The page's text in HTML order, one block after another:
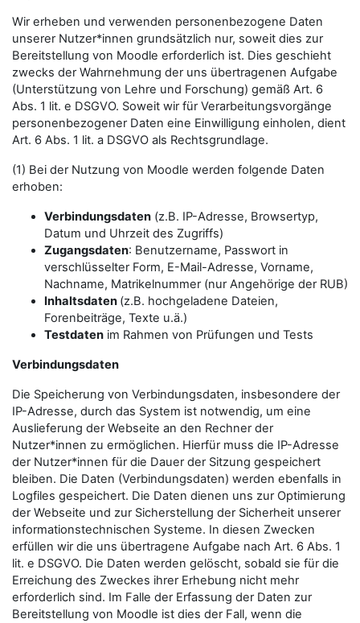
Wir erheben und verwenden personenbezogene Daten
unserer Nutzer*innen grundsätzlich nur, soweit dies zur
Bereitstellung von Moodle erforderlich ist. Dies geschieht
zwecks der Wahrnehmung der uns übertragenen Aufgabe
(Unterstützung von Lehre und Forschung) gemäß Art. 6
Abs. 1 lit. e DSGVO. Soweit wir für Verarbeitungsvorgänge
personenbezogener Daten eine Einwilligung einholen, dient
Art. 6 Abs. 1 lit. a DSGVO als Rechtsgrundlage.
(1) Bei der Nutzung von Moodle werden folgende Daten
erhoben:
Verbindungsdaten (z.B. IP-Adresse, Browsertyp,
Datum und Uhrzeit des Zugriffs)
Zugangsdaten: Benutzername, Passwort in
verschlüsselter Form, E-Mail-Adresse, Vorname,
Nachname, Matrikelnummer (nur Angehörige der RUB)
Inhaltsdaten (z.B. hochgeladene Dateien,
Forenbeiträge, Texte u.ä.)
Testdaten im Rahmen von Prüfungen und Tests
Verbindungsdaten
Die Speicherung von Verbindungsdaten, insbesondere der
IP-Adresse, durch das System ist notwendig, um eine
Auslieferung der Webseite an den Rechner der
Nutzer*innen zu ermöglichen. Hierfür muss die IP-Adresse
der Nutzer*innen für die Dauer der Sitzung gespeichert
bleiben. Die Daten (Verbindungsdaten) werden ebenfalls in
Logfiles gespeichert. Die Daten dienen uns zur Optimierung
der Webseite und zur Sicherstellung der Sicherheit unserer
informationstechnischen Systeme. In diesen Zwecken
erfüllen wir die uns übertragene Aufgabe nach Art. 6 Abs. 1
lit. e DSGVO. Die Daten werden gelöscht, sobald sie für die
Erreichung des Zweckes ihrer Erhebung nicht mehr
erforderlich sind. Im Falle der Erfassung der Daten zur
Bereitstellung von Moodle ist dies der Fall, wenn die